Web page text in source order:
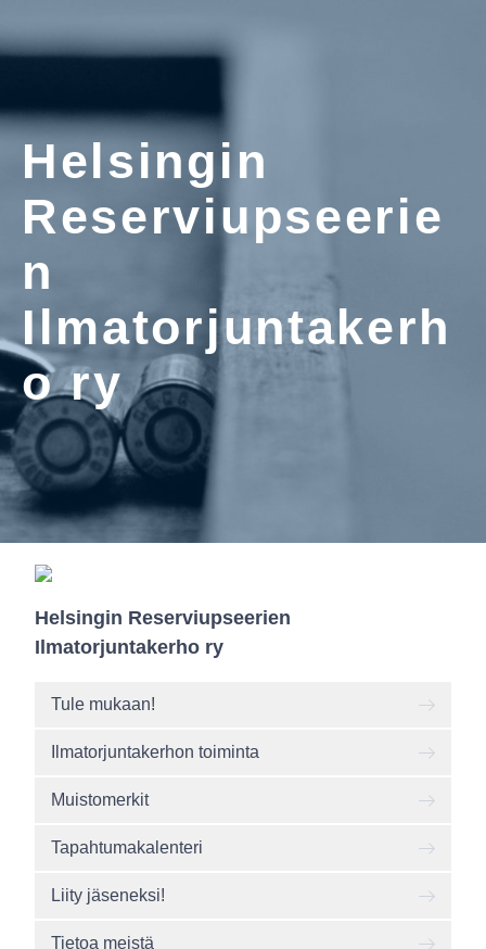
Helsingin
Reserviupseerie
n
Ilmatorjuntakerh
o ry
Helsingin Reserviupseerien
Ilmatorjuntakerho ry
Tule mukaan!
Ilmatorjuntakerhon toiminta
Muistomerkit
Tapahtumakalenteri
Liity jäseneksi!
Tietoa meistä